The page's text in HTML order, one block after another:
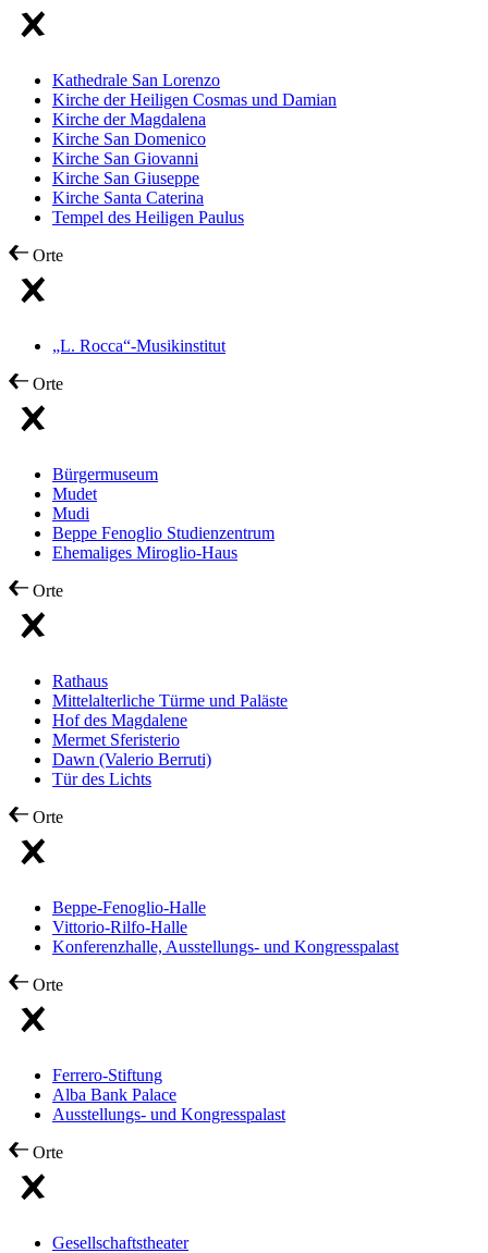
Kathedrale San Lorenzo
Kirche der Heiligen Cosmas und Damian
Kirche der Magdalena
Kirche San Domenico
Kirche San Giovanni
Kirche San Giuseppe
Kirche Santa Caterina
Tempel des Heiligen Paulus
Orte
„L. Rocca“-Musikinstitut
Orte
Bürgermuseum
Mudet
Mudi
Beppe Fenoglio Studienzentrum
Ehemaliges Miroglio-Haus
Orte
Rathaus
Mittelalterliche Türme und Paläste
Hof des Magdalene
Mermet Sferisterio
Dawn (Valerio Berruti)
Tür des Lichts
Orte
Beppe-Fenoglio-Halle
Vittorio-Rilfo-Halle
Konferenzhalle, Ausstellungs- und Kongresspalast
Orte
Ferrero-Stiftung
Alba Bank Palace
Ausstellungs- und Kongresspalast
Orte
Gesellschaftstheater